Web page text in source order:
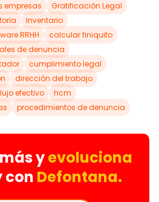
empresas
Gratificación Legal
Inventario
RRHH
calcular finiquito
de denuncia
cumplimiento legal
dirección del trabajo
efectivo
hcm
procedimientos de denuncia
yevoluciona
con Defontana.